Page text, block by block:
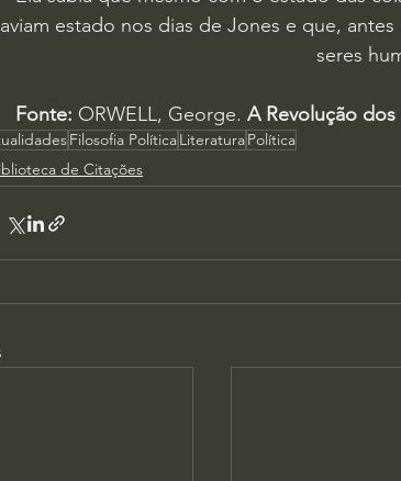
estado nos dias de Jones e que,
seres
Fonte: ORWELL, George. A Revolução dos
Filosofia PolíticaLiteraturaPolítica
de Citações